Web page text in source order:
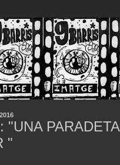
"UNA PARADETA
"